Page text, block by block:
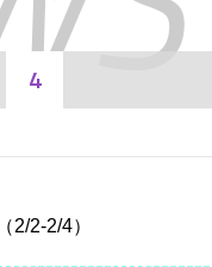
4
2/2-2/4）